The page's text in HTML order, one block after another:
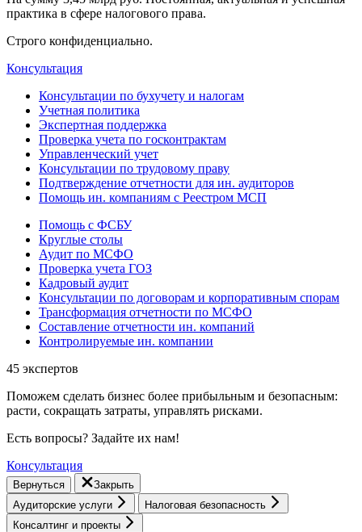
практика в сфере налогового права.
Строго конфиденциально.
Консультация
Консультации по бухучету и налогам
Учетная политика
Экспертная поддержка
Проверка учета по госконтрактам
Управленческий учет
Консультации по трудовому праву
Подтверждение отчетности для ин. аудиторов
Помощь ин. компаниям с Реестром МСП
Помощь с ФСБУ
Круглые столы
Аудит по МСФО
Проверка учета ГОЗ
Кадровый аудит
Консультации по договорам и корпоративным спорам
Трансформация отчетности по МСФО
Составление отчетности ин. компаний
Контролируемые ин. компании
45 экспертов
Поможем сделать бизнес более прибыльным и безопасным:
расти, cокращать затраты, управлять рисками.
Есть вопросы? Задайте их нам!
Консультация
Вернуться
Закрыть
Аудиторские услуги
Налоговая безопасность
Консалтинг и проекты